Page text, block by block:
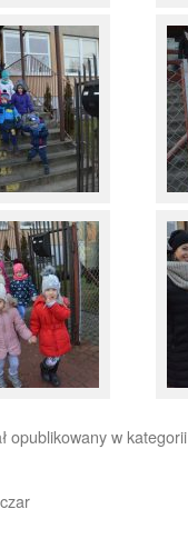
opublikowany w kategorii